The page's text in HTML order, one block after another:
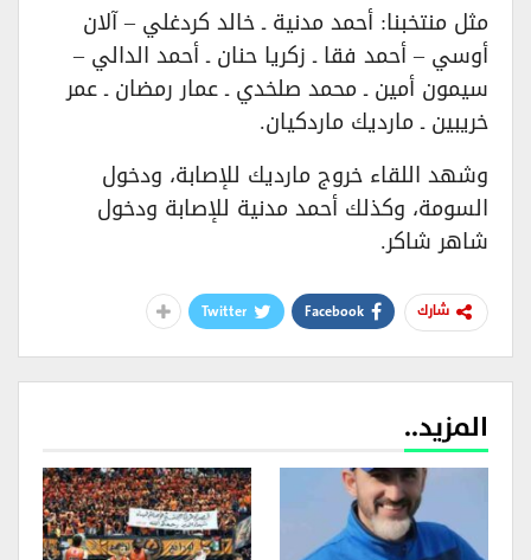
مثل منتخبنا: أحمد مدنية ـ خالد كردغلي – آلان
أوسي – أحمد فقا ـ زكريا حنان ـ أحمد الدالي –
سيمون أمين ـ محمد صلخدي ـ عمار رمضان ـ عمر
خريبين ـ مارديك ماردكيان.
وشهد اللقاء خروج مارديك للإصابة، ودخول
السومة، وكذلك أحمد مدنية للإصابة ودخول
شاهر شاكر.
شارك Facebook
Twitter
المزيد..